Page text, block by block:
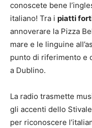
conoscete bene
italiano! Tra i piatti
annoverare la Pizza
mare e le linguine
punto di riferimento e
a Dublino.
La radio trasmette
gli accenti dello
per riconoscere